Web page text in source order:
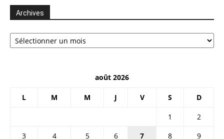
Archives
Archives
août 2026
L M M J V S D
1
2
3
4 5 6 7 8
9